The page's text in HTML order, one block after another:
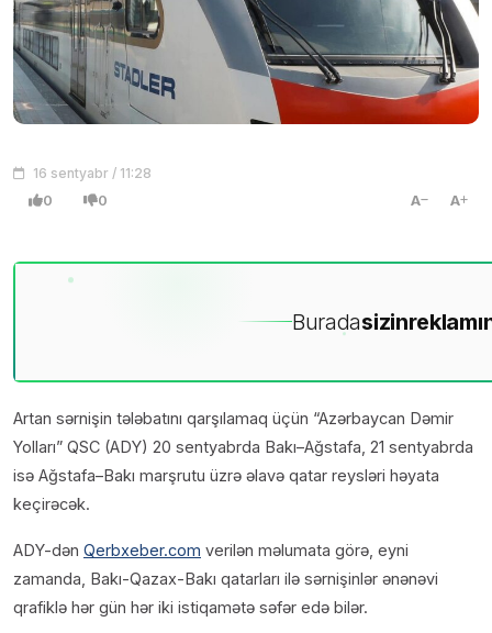
16 sentyabr / 11:28
0 0 A A
Buradasizin
Artan sərnişin tələbatını qarşılamaq üçün “Azərbaycan Dəmir
Yolları” QSC (ADY) 20 sentyabrda Bakı–Ağstafa, 21 sentyabrda
isə Ağstafa–Bakı marşrutu üzrə əlavə qatar reysləri həyata
keçirəcək.
ADY-dən Qerbxeber.com verilən məlumata görə, eyni
zamanda, Bakı-Qazax-Bakı qatarları ilə sərnişinlər ənənəvi
qrafiklə hər gün hər iki istiqamətə səfər edə bilər.